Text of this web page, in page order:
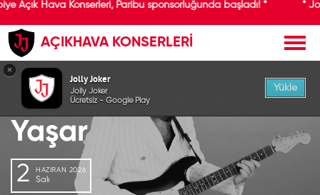
Açık Hava Konserleri, Paribu sponsorluğunda başladı! * *
AÇIKHAVA KONSERLERİ
GEÇMİŞ ETKİNLİK
Yaşar
2 HAZIRAN 2026
Salı
×
Jolly Joker
Jolly Joker
Ücretsiz - Google Play
Yükle